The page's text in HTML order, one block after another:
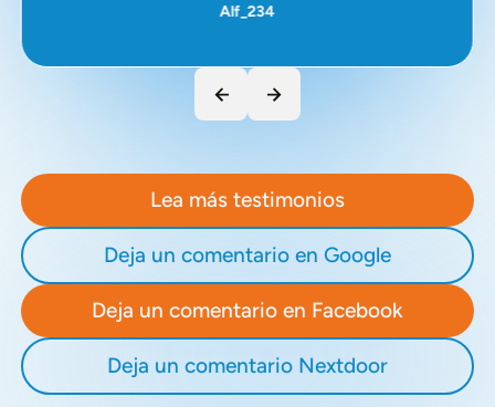
Alf_234
Lea más testimonios
Deja un comentario en Google
Deja un comentario en Facebook
Deja un comentario Nextdoor